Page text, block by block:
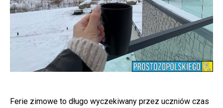
Ferie zimowe to długo wyczekiwany przez uczniów czas